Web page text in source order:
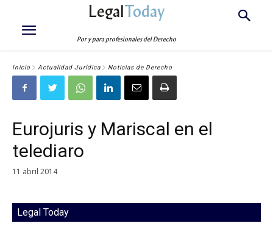
LegalToday
Por y para profesionales del Derecho
Inicio Actualidad Jurídica Noticias de Derecho
Eurojuris y Mariscal en el
telediaro
11 abril 2014
Legal Today